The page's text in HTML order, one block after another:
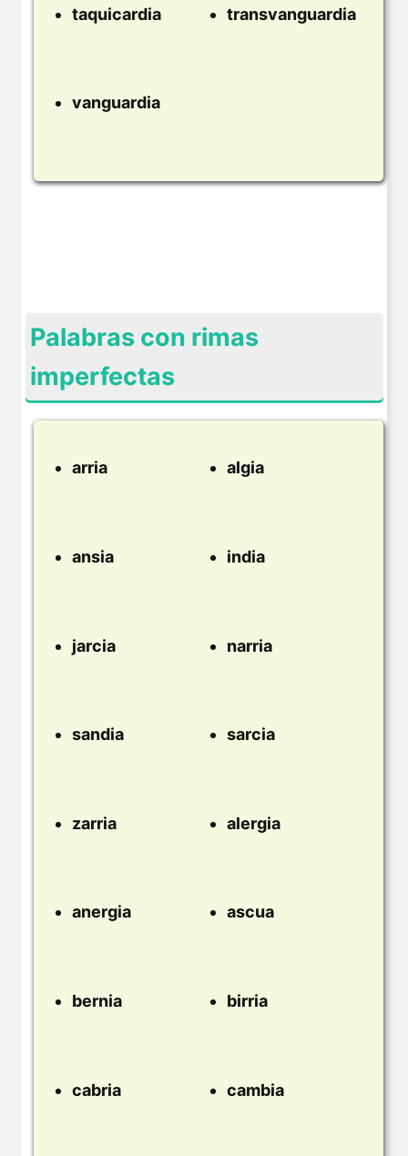
taquicardia transvanguardia
vanguardia
Palabras con rimas
imperfectas
arria algia
ansia india
jarcia narria
sandia sarcia
zarria alergia
anergia ascua
bernia birria
cabria cambia